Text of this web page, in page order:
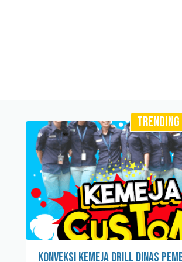
TRENDING
Konveksi Kemeja Drill Dinas